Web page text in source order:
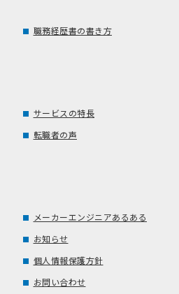
職務経歴書の書き方
サービスの特長
転職者の声
メーカーエンジニアあるある
お知らせ
個人情報保護方針
お問い合わせ